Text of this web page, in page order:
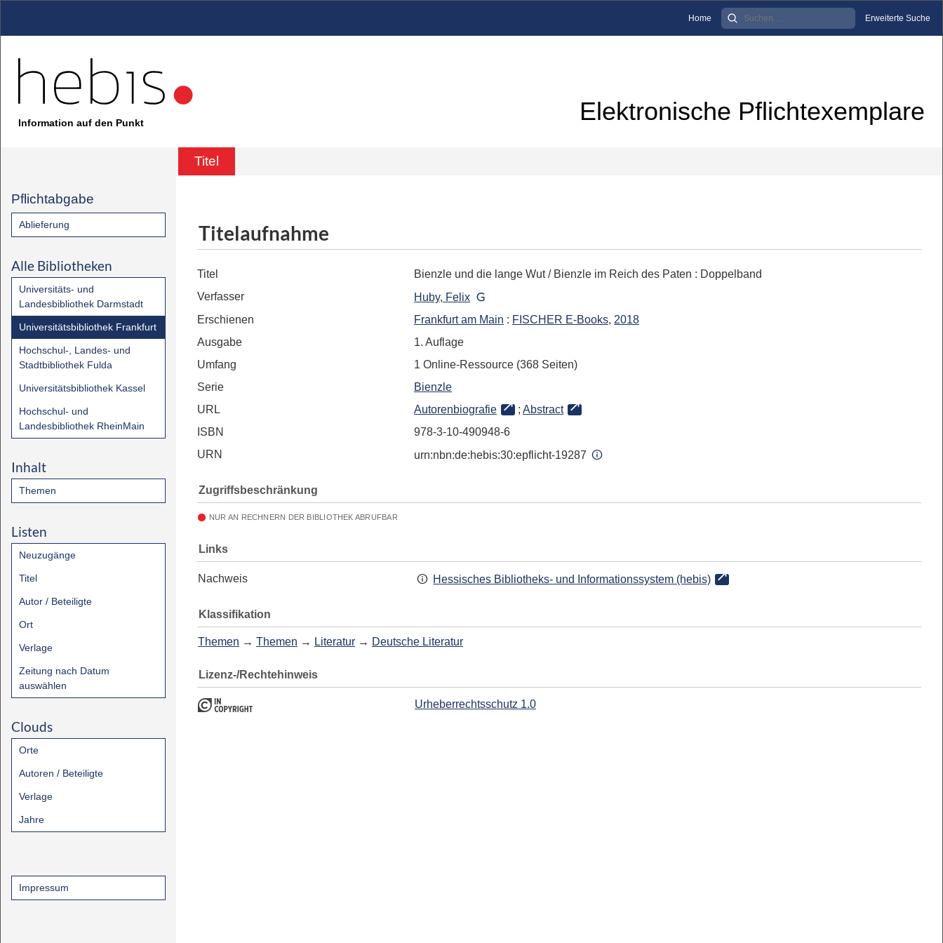
Home Erweiterte Suche
Information auf den Punkt Elektronische Pflichtexemplare
Titel
Pflichtabgabe
Ablieferung
Alle Bibliotheken
Universitäts- und
Landesbibliothek Darmstadt
Universitätsbibliothek Frankfurt
Hochschul-, Landes- und
Stadtbibliothek Fulda
Universitätsbibliothek Kassel
Hochschul- und
Landesbibliothek RheinMain
Inhalt
Themen
Listen
Neuzugänge
Titel
Autor / Beteiligte
Ort
Verlage
Zeitung nach Datum
auswählen
Clouds
Orte
Autoren / Beteiligte
Verlage
Jahre
Impressum
Titelaufnahme
Titel Bienzle und die lange Wut/ Bienzle im Reich des Paten : Doppelband
Verfasser
Huby, Felix
Erschienen
Frankfurt am Main : FISCHER E-Books, 2018
Ausgabe
1. Auflage
Umfang
1 Online-Ressource (368 Seiten)
Serie
Bienzle
URL
Autorenbiografie ; Abstract
ISBN
978-3-10-490948-6
URN
urn:nbn:de:hebis:30:epflicht-19287
Zugriffsbeschränkung
NUR AN RECHNERN DER BIBLIOTHEK ABRUFBAR
Links
Nachweis Hessisches Bibliotheks- und Informationssystem (hebis)
Klassifikation
Themen → Themen → Literatur → Deutsche Literatur
Lizenz-/Rechtehinweis
Urheberrechtsschutz 1.0